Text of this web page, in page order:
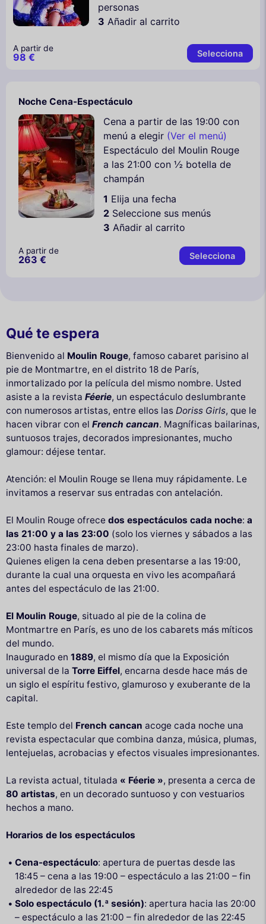
personas
3 Añadir al carrito
A partir de
98 € Selecciona
Noche Cena-Espectáculo
Cena a partir de las 19:00 con
menú a elegir (Ver el menú)
Espectáculo del Moulin Rouge
a las 21:00 con ½ botella de
champán
1 Elija una fecha
2 Seleccione sus menús
3 Añadir al carrito
A partir de
263 € Selecciona
Qué te espera
Bienvenido al Moulin Rouge, famoso cabaret parisino al
pie de Montmartre, en el distrito 18 de París,
inmortalizado por la película del mismo nombre. Usted
asiste a la revista Féerie, un espectáculo deslumbrante
con numerosos artistas, entre ellos las Doriss Girls, que le
hacen vibrar con el French cancan. Magníficas bailarinas,
suntuosos trajes, decorados impresionantes, mucho
glamour: déjese tentar.
Atención: el Moulin Rouge se llena muy rápidamente. Le
invitamos a reservar sus entradas con antelación.
El Moulin Rouge ofrece dos espectáculos cada noche: a
las 21:00 y a las 23:00 (solo los viernes y sábados a las
23:00 hasta finales de marzo).
Quienes eligen la cena deben presentarse a las 19:00,
durante la cual una orquesta en vivo les acompañará
antes del espectáculo de las 21:00.
El Moulin Rouge, situado al pie de la colina de
Montmartre en París, es uno de los cabarets más míticos
del mundo.
Inaugurado en 1889, el mismo día que la Exposición
universal de la Torre Eiffel, encarna desde hace más de
un siglo el espíritu festivo, glamuroso y exuberante de la
capital.
Este templo del French cancan acoge cada noche una
revista espectacular que combina danza, música, plumas,
lentejuelas, acrobacias y efectos visuales impresionantes.
La revista actual, titulada « Féerie », presenta a cerca de
80 artistas, en un decorado suntuoso y con vestuarios
hechos a mano.
Horarios de los espectáculos
Cena-espectáculo: apertura de puertas desde las
18:45 – cena a las 19:00 – espectáculo a las 21:00 – fin
alrededor de las 22:45
Solo espectáculo (1.ª sesión): apertura hacia las 20:00
– espectáculo a las 21:00 – fin alrededor de las 22:45